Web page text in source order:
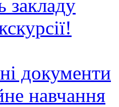
закладу
документи
навчання